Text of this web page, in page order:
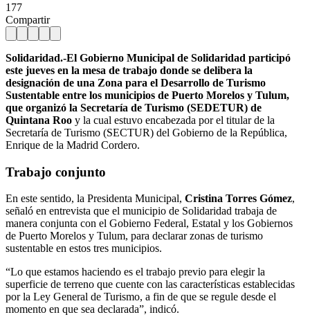
177
Compartir
Solidaridad.-El Gobierno Municipal de Solidaridad participó
este jueves en la mesa de trabajo donde se delibera la
designación de una Zona para el Desarrollo de Turismo
Sustentable entre los municipios de Puerto Morelos y Tulum,
que organizó la Secretaría de Turismo (SEDETUR) de
Quintana Roo y la cual estuvo encabezada por el titular de la
Secretaría de Turismo (SECTUR) del Gobierno de la República,
Enrique de la Madrid Cordero.
Trabajo conjunto
En este sentido, la Presidenta Municipal, Cristina Torres Gómez,
señaló en entrevista que el municipio de Solidaridad trabaja de
manera conjunta con el Gobierno Federal, Estatal y los Gobiernos
de Puerto Morelos y Tulum, para declarar zonas de turismo
sustentable en estos tres municipios.
“Lo que estamos haciendo es el trabajo previo para elegir la
superficie de terreno que cuente con las características establecidas
por la Ley General de Turismo, a fin de que se regule desde el
momento en que sea declarada”, indicó.